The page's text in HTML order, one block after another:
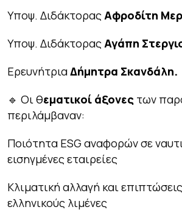
Υποψ. ΔιδάκτοραςΑφροδίτη
Υποψ. ΔιδάκτοραςΑγάπη
ΕρευνήτριαΔήμητρα Σκανδάλη.
🔹 Οι θεματικοί άξονες των
περιλάμβαναν:
Ποιότητα ESG αναφορών σε
εισηγμένες εταιρείες
Κλιματική αλλαγή και
ελληνικούς λιμένες